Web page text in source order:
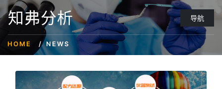
知弗分析 导航
HOME NEWS